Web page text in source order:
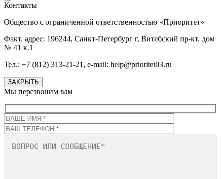
Контакты
Общество с ограниченной ответственностью «Приоритет»
Факт. адрес: 196244, Санкт-Петербург г, Витебский пр-кт, дом
№ 41 к.1
Тел.: +7 (812) 313-21-21, e-mail: help@prioritet03.ru
ЗАКРЫТЬ
Мы перезвоним вам